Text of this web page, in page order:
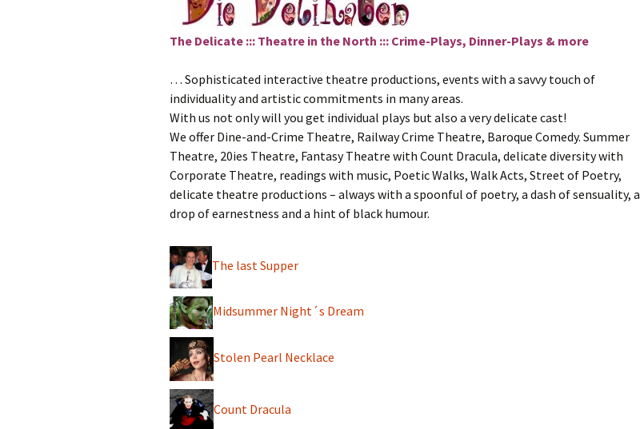
Kreativhaus Oberelsbach
Ode an die Freude
Seminare
Versions
The Delicate ::: Theatre in the North ::: Crime-Plays, Dinner-Plays & more
… Sophisticated interactive theatre productions, events with a savvy touch of
individuality and artistic commitments in many areas.
With us not only will you get individual plays but also a very delicate cast!
We offer Dine-and-Crime Theatre, Railway Crime Theatre, Baroque Comedy. Summer
Theatre, 20ies Theatre, Fantasy Theatre with Count Dracula, delicate diversity with
Corporate Theatre, readings with music, Poetic Walks, Walk Acts, Street of Poetry,
delicate theatre productions – always with a spoonful of poetry, a dash of sensuality, a
drop of earnestness and a hint of black humour.
The last Supper
Midsummer Night´s Dream
Stolen Pearl Necklace
Count Dracula